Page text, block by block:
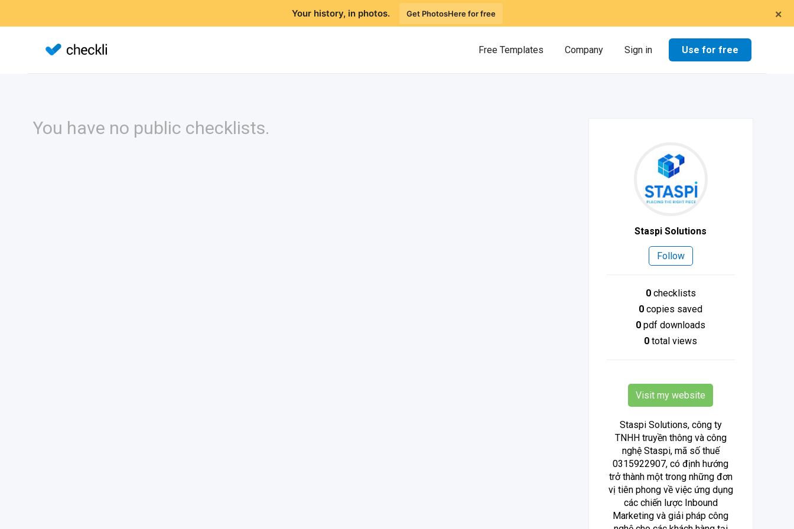
×
Your history, in photos. Get PhotosHere for free
Free Templates Company Sign in Use for free
You have no public checklists.
Staspi Solutions
Follow
0checklists
0 copies saved
0 pdf downloads
0 total views
Visit my website
Staspi Solutions, công ty
TNHH truyền thông và công
nghệ Staspi, mã số thuế
0315922907, có định hướng
trở thành một trong những đơn
vị tiên phong về việc ứng dụng
các chiến lược Inbound
Marketing và giải pháp công